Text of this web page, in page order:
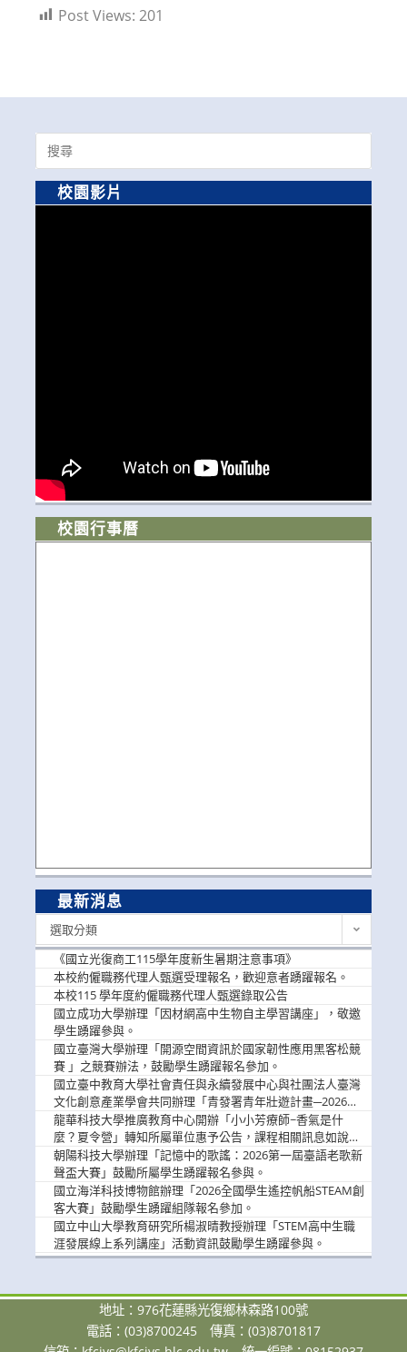
Post Views: 201
Search
for:
校園影片
校園行事曆
最新消息
選取分類
《國立光復商工115學年度新生暑期注意事項》
本校約僱職務代理人甄選受理報名，歡迎意者踴躍報名。
本校115 學年度約僱職務代理人甄選錄取公告
國立成功大學辦理「因材網高中生物自主學習講座」，敬邀
學生踴躍參與。
國立臺灣大學辦理「開源空間資訊於國家韌性應用黑客松競
賽 」之競賽辦法，鼓勵學生踴躍報名參加。
國立臺中教育大學社會責任與永續發展中心與社團法人臺灣
文化創意產業學會共同辦理「青發署青年壯遊計畫─2026臺
中舊城都市建築文化體驗」活動，敬邀學生踴躍報名參加，
公告周知。
龍華科技大學推廣教育中心開辦「小小芳療師~香氣是什
麼？夏令營」轉知所屬單位惠予公告，課程相關訊息如說
明。
朝陽科技大學辦理「記憶中的歌謠：2026第一屆臺語老歌新
聲盃大賽」鼓勵所屬學生踴躍報名參與。
國立海洋科技博物館辦理「2026全國學生遙控帆船STEAM創
客大賽」鼓勵學生踴躍組隊報名參加。
國立中山大學教育研究所楊淑晴教授辦理「STEM高中生職
涯發展線上系列講座」活動資訊鼓勵學生踴躍參與。
地址：976花蓮縣光復鄉林森路100號
電話：(03)8700245
傳真：(03)8701817